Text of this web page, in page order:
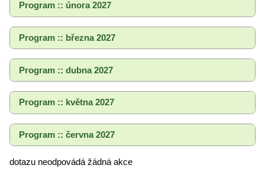
Program :: února 2027
Program :: března 2027
Program :: dubna 2027
Program :: května 2027
Program :: června 2027
dotazu neodpovádá žádná akce